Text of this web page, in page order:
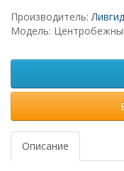
Производитель:
Модель:
Описание